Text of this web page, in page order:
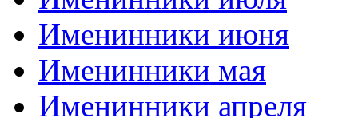
Именинники июня
Именинники мая
Именинники апреля